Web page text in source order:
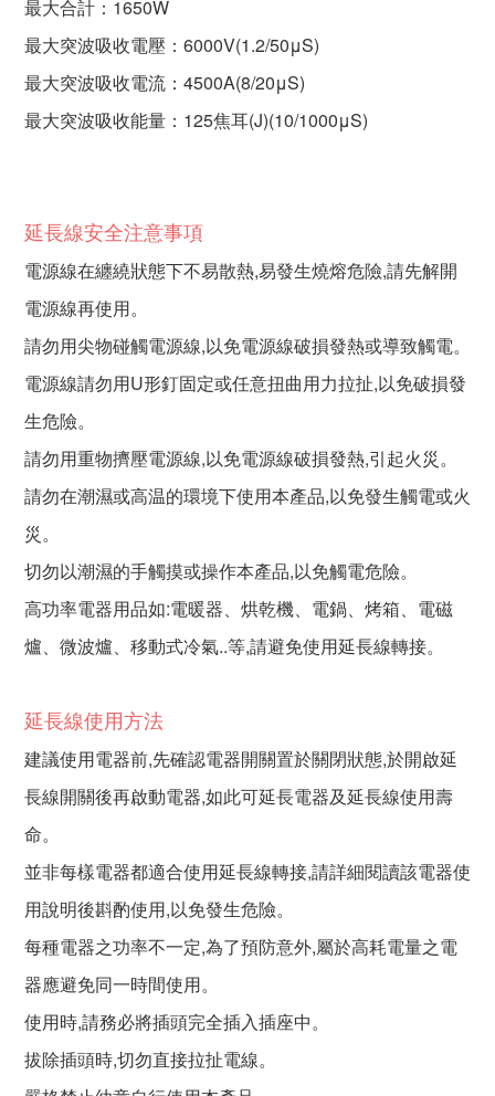
最大合計：1650W
最大突波吸收電壓：6000V(1.2/50μS)
最大突波吸收電流：4500A(8/20μS)
最大突波吸收能量：125焦耳(J)(10/1000μS)
延長線安全注意事項
電源線在纏繞狀態下不易散熱,易發生燒熔危險,請先解開
電源線再使用。
請勿用尖物碰觸電源線,以免電源線破損發熱或導致觸電。
電源線請勿用U形釘固定或任意扭曲用力拉扯,以免破損發
生危險。
請勿用重物擠壓電源線,以免電源線破損發熱,引起火災。
請勿在潮濕或高温的環境下使用本產品,以免發生觸電或火
災。
切勿以潮濕的手觸摸或操作本產品,以免觸電危險。
高功率電器用品如:電暖器、烘乾機、電鍋、烤箱、電磁
爐、微波爐、移動式冷氣..等,請避免使用延長線轉接。
延長線使用方法
建議使用電器前,先確認電器開關置於關閉狀態,於開啟延
長線開關後再啟動電器,如此可延長電器及延長線使用壽
命。
並非每樣電器都適合使用延長線轉接,請詳細閱讀該電器使
用說明後斟酌使用,以免發生危險。
每種電器之功率不一定,為了預防意外,屬於高耗電量之電
器應避免同一時間使用。
使用時,請務必將插頭完全插入插座中。
拔除插頭時,切勿直接拉扯電線。